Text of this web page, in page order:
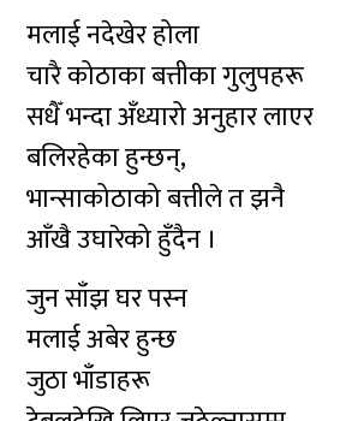
मलाई नदेखेर होला
चारै कोठाका बत्तीका गुलुपहरू
सधैँ भन्दा अँध्यारो अनुहार लाएर
बलिरहेका हुन्छन्,
भान्साकोठाको बत्तीले त झनै
आँखै उघारेको हुँदैन ।
जुन साँझ घर पस्न
मलाई अबेर हुन्छ
जुठा भाँडाहरू